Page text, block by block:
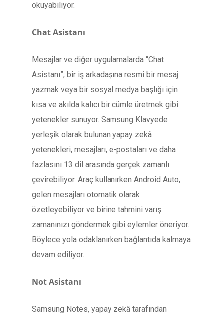
okuyabiliyor.
Chat Asistanı
Mesajlar ve diğer uygulamalarda “Chat
Asistanı”, bir iş arkadaşına resmi bir mesaj
yazmak veya bir sosyal medya başlığı için
kısa ve akılda kalıcı bir cümle üretmek gibi
yetenekler sunuyor. Samsung Klavyede
yerleşik olarak bulunan yapay zekâ
yetenekleri, mesajları, e-postaları ve daha
fazlasını 13 dil arasında gerçek zamanlı
çevirebiliyor. Araç kullanırken Android Auto,
gelen mesajları otomatik olarak
özetleyebiliyor ve birine tahmini varış
zamanınızı göndermek gibi eylemler öneriyor.
Böylece yola odaklanırken bağlantıda kalmaya
devam ediliyor.
Not Asistanı
Samsung Notes, yapay zekâ tarafından